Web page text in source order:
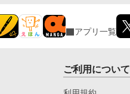
アプリ一覧
ご利用について